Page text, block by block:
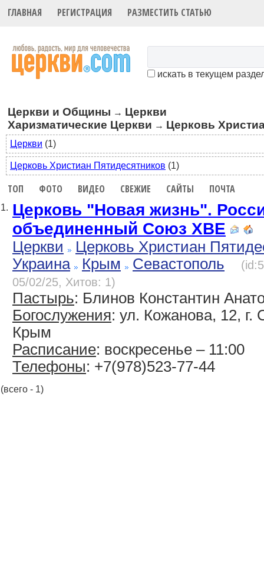
ГЛАВНАЯ РЕГИСТРАЦИЯ РАЗМЕСТИТЬ СТАТЬЮ
искать в текущем
Церкви и Общины → Церкви
Харизматические Церкви → Церковь
Церкви (1)
Церковь Христиан Пятидесятников (1)
ТОП ФОТО ВИДЕО СВЕЖИЕ САЙТЫ ПОЧТА
1. Церковь "Новая жизнь".
объединенный Союз ХВЕ
Церкви
Церковь Христиан
Украина
Крым Севастополь
05/02/25, Хитов: 1)
Пастырь: Блинов Константин
Богослужения: ул. Кожанова, 12, г.
Крым
Расписание: воскресенье – 11:00
Телефоны: +7(978)523-77-44
(всего - 1)